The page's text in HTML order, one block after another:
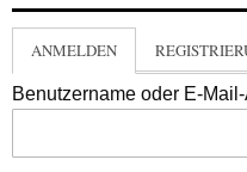
ANMELDEN
Benutzername oder E-